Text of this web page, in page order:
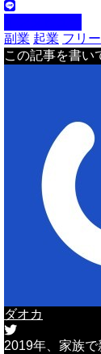
副業 起業 フリ
この記事を書い
ダオカ
2019年、家族